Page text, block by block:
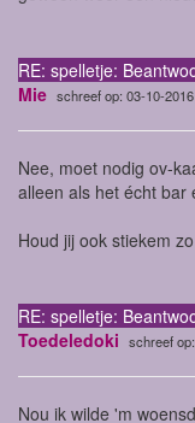
RE: spelletje:
Mie schreef op: 03-10-
Nee, moet nodig ov-
alleen als het écht bar
Houd jij ook stiekem
RE: spelletje:
Toedeledoki schreef
Nou ik wilde 'm